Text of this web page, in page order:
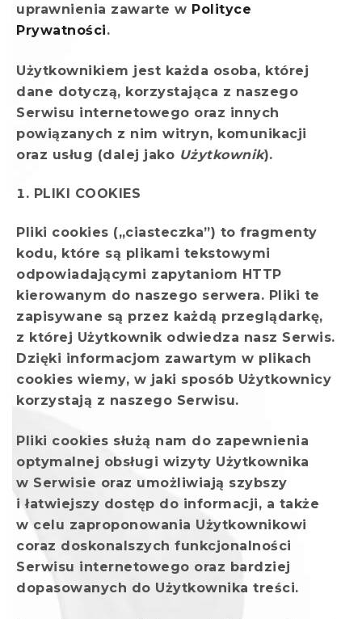
uprawnienia zawarte w Polityce
Prywatności.
Użytkownikiem jest każda osoba, której
dane dotyczą, korzystająca z naszego
Serwisu internetowego oraz innych
powiązanych z nim witryn, komunikacji
oraz usług (dalej jako Użytkownik).
PLIKI COOKIES
Pliki cookies („ciasteczka”) to fragmenty
kodu, które są plikami tekstowymi
odpowiadającymi zapytaniom HTTP
kierowanym do naszego serwera. Pliki te
zapisywane są przez każdą przeglądarkę,
z której Użytkownik odwiedza nasz Serwis.
Dzięki informacjom zawartym w plikach
cookies wiemy, w jaki sposób Użytkownicy
korzystają z naszego Serwisu.
Pliki cookies służą nam do zapewnienia
optymalnej obsługi wizyty Użytkownika
w Serwisie oraz umożliwiają szybszy
i łatwiejszy dostęp do informacji, a także
w celu zaproponowania Użytkownikowi
coraz doskonalszych funkcjonalności
Serwisu internetowego oraz bardziej
dopasowanych do Użytkownika treści.